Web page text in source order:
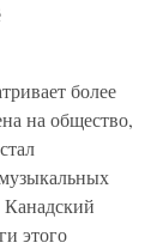
более
на общество,
этого